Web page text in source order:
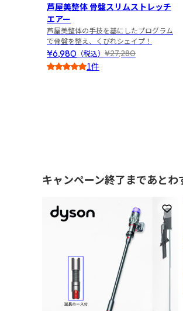
芦屋美整体 骨盤スリムストレッチ
エアー
芦屋美整体の手技を基にしたプログラム
で骨盤を整え、くびれシェイプ！
¥6,980 （税込） ¥27,280
1件
キャンペーン終了まであとわ
お気